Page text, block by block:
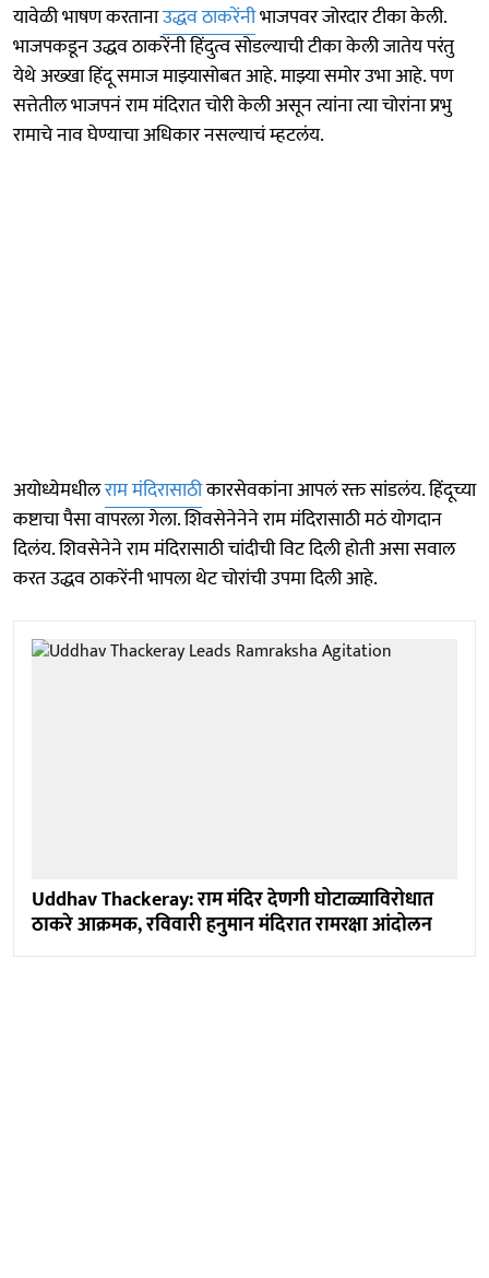
यावेळी भाषण करतानाउद्धव ठाकरेंनीभाजपवर जोरदार टीका केली.
भाजपकडून उद्धव ठाकरेंनी हिंदुत्व सोडल्याची टीका केली जातेय परंतु
येथे अख्खा हिंदू समाज माझ्यासोबत आहे. माझ्या समोर उभा आहे. पण
सत्तेतील भाजपनं राम मंदिरात चोरी केली असून त्यांना त्या चोरांना प्रभु
रामाचे नाव घेण्याचा अधिकार नसल्याचं म्हटलंय.
अयोध्येमधीलराम मंदिरासाठीकारसेवकांना आपलं रक्त सांडलंय. हिंदूच्या
कष्टाचा पैसा वापरला गेला. शिवसेनेनेने राम मंदिरासाठी मठं योगदान
दिलंय. शिवसेनेने राम मंदिरासाठी चांदीची विट दिली होती असा सवाल
करत उद्धव ठाकरेंनी भापला थेट चोरांची उपमा दिली आहे.
Uddhav Thackeray: राम मंदिर देणगी घोटाळ्याविरोधात
ठाकरे आक्रमक, रविवारी हनुमान मंदिरात रामरक्षा आंदोलन